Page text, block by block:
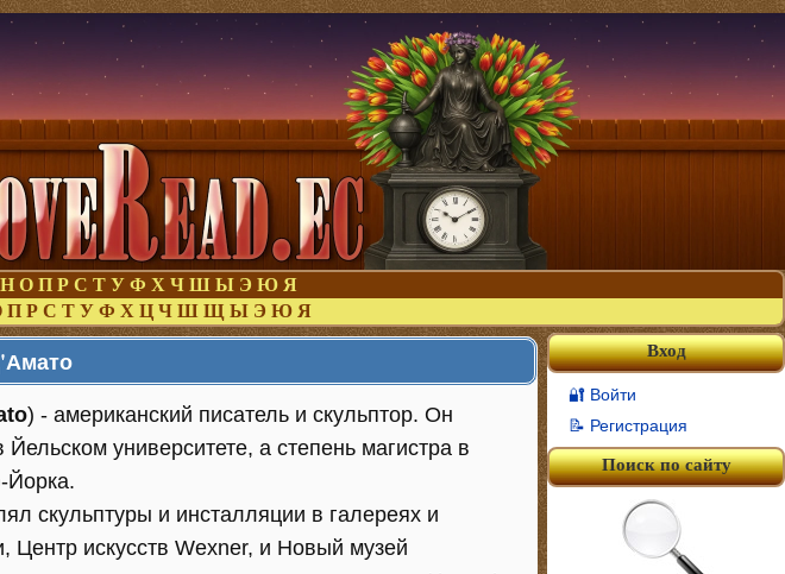
Н О П Р С Т У Ф Х Ч Ш Ы Э Ю Я
П Р С Т У Ф Х Ц Ч Ш Щ Ы Э Ю Я
) - американский писатель и скульптор. Он
университете, а степень магистра в
Йорка.
скульптуры и инсталляции в галереях и
Центр искусств Wexner, и Новый музей
Вход
🔐 Войти
📝 Регистрация
Поиск по сайту